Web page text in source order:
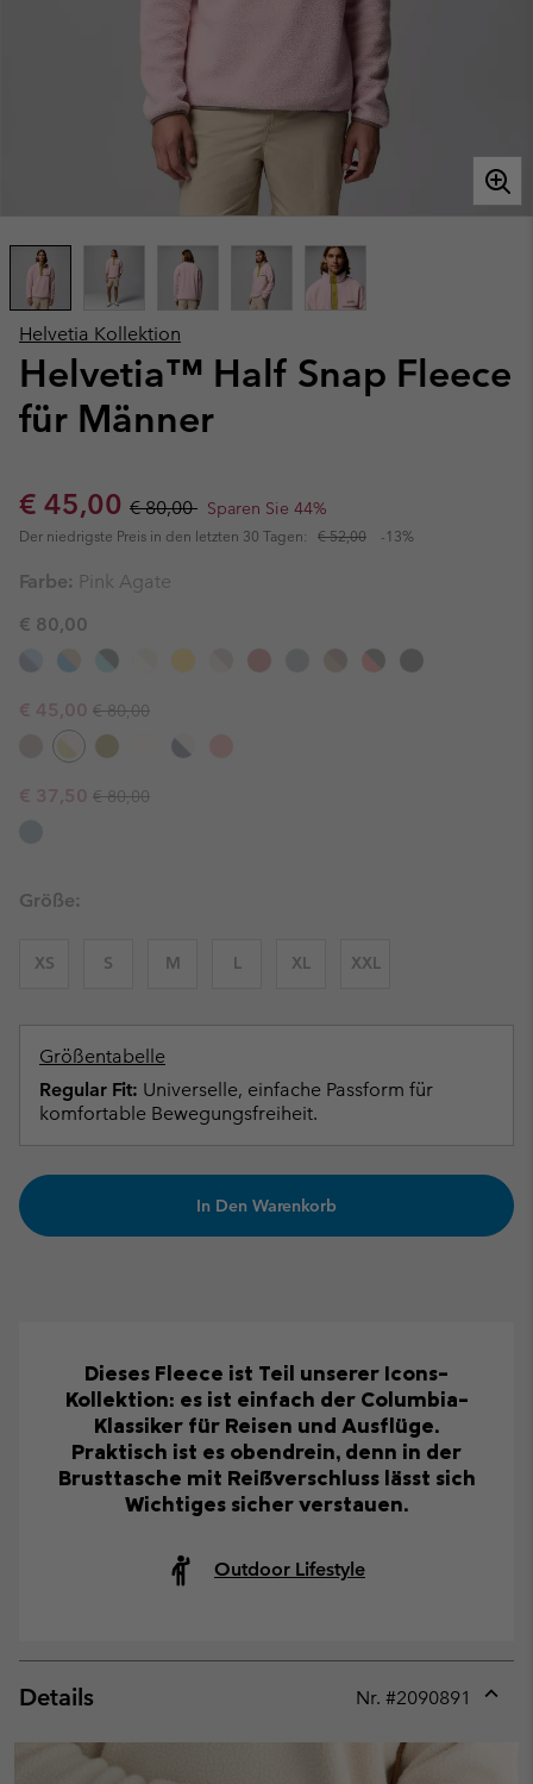
Helvetia Kollektion
Helvetia™ Half Snap Fleece
für Männer
Sale price:
€ 45,00 Regular price:
€ 80,00 Sparen Sie 44%
Der niedrigste Preis in den letzten 30 Tagen: € 52,00 -13%
Farbe: Pink Agate
€ 80,00
Sale price:
€ 45,00 Regular price:
€ 80,00
Sale price:
€ 37,50 Regular price:
€ 80,00
Größe:
XS S M L XL XXL
Größentabelle
Regular Fit: Universelle, einfache Passform für
komfortable Bewegungsfreiheit.
In Den Warenkorb
Dieses Fleece ist Teil unserer Icons-
Kollektion: es ist einfach der Columbia-
Klassiker für Reisen und Ausflüge.
Praktisch ist es obendrein, denn in der
Brusttasche mit Reißverschluss lässt sich
Wichtiges sicher verstauen.
Outdoor Lifestyle
Details Nr. #2090891